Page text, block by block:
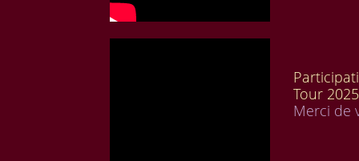
Tour
Merci de